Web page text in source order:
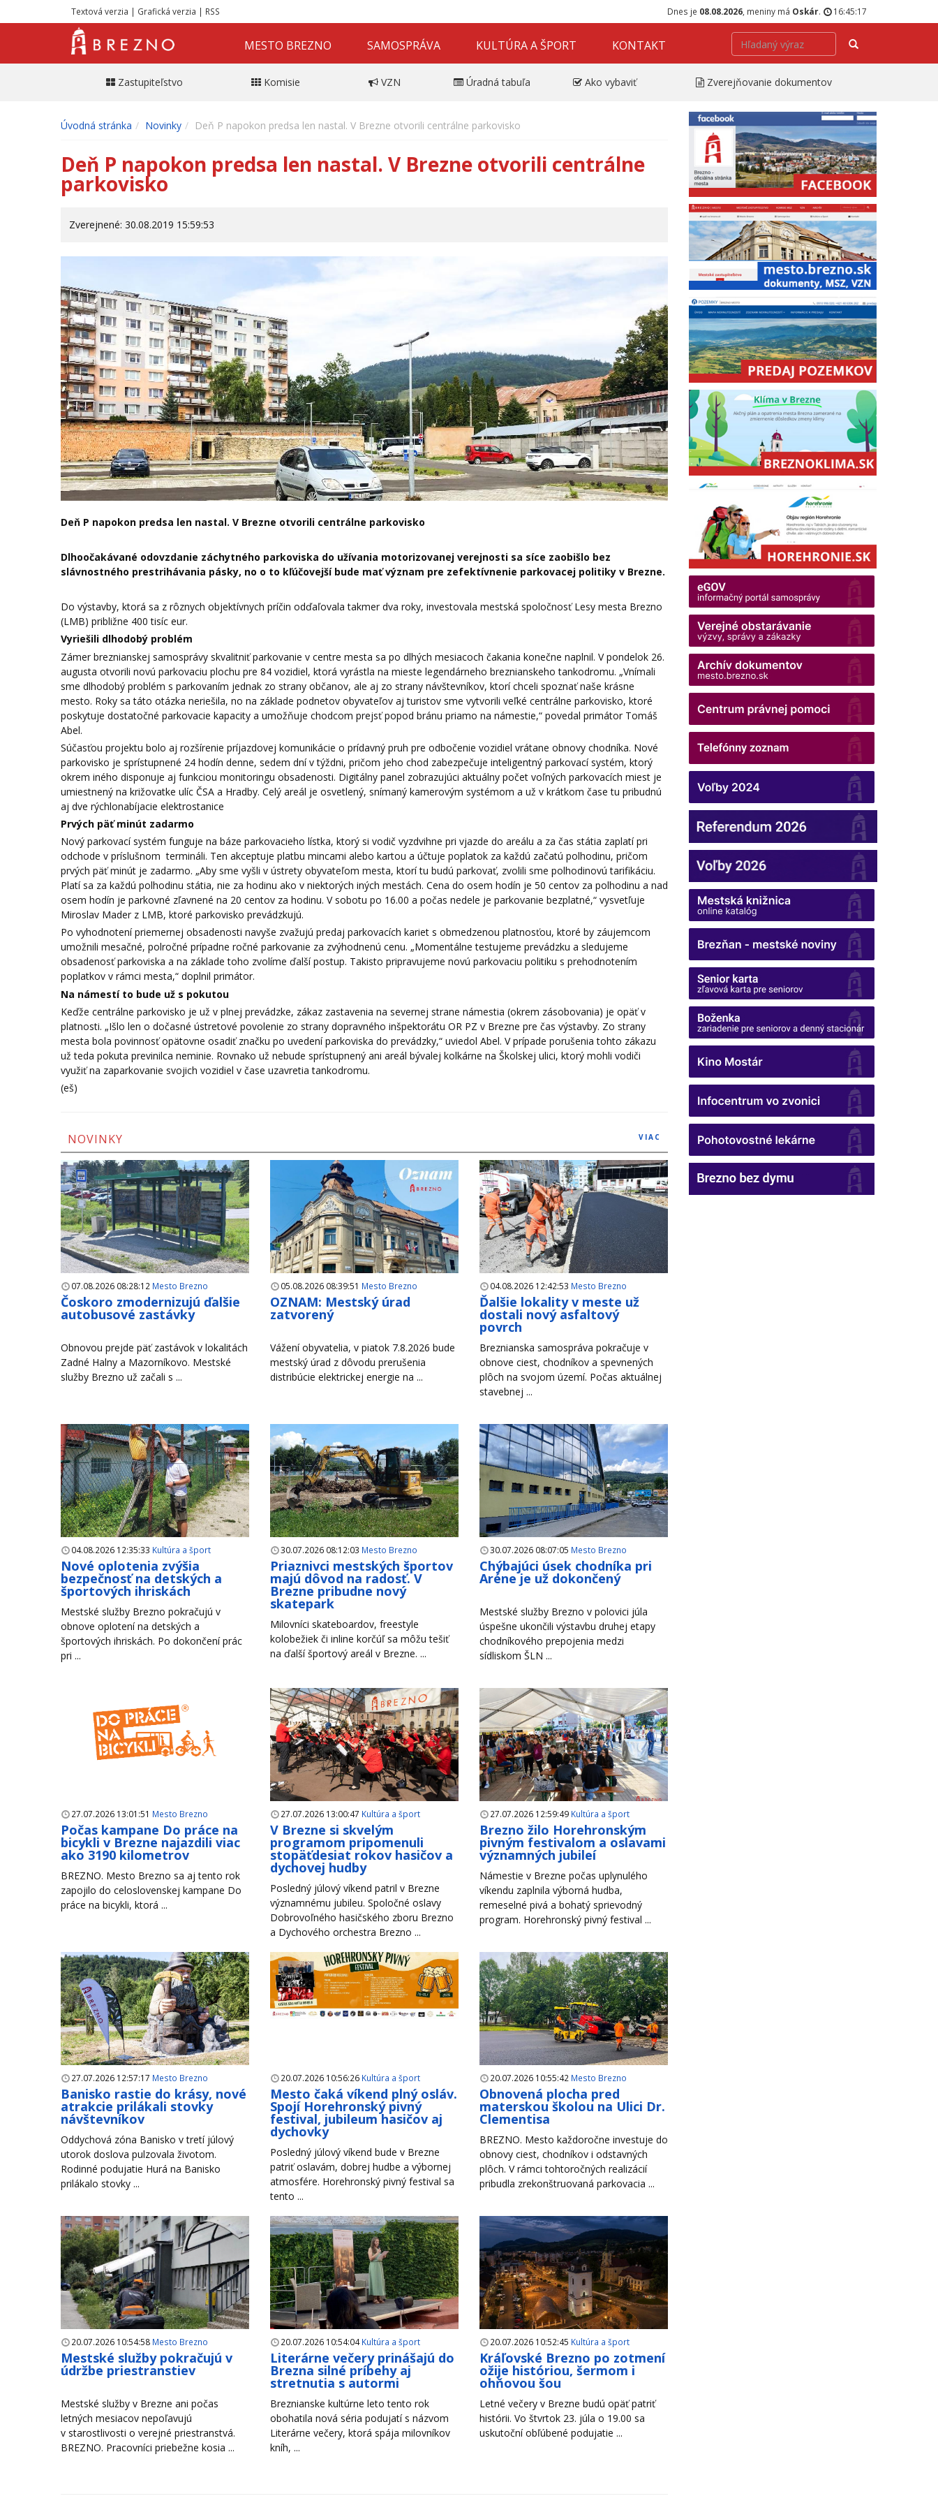
Textová verzia | Grafická verzia | RSS Dnes je 08.08.2026 , meniny má Oskár. 16:45:18
MESTO BREZNO SAMOSPRÁVA KULTÚRA A ŠPORT KONTAKT Hľadať
Zastupiteľstvo Komisie VZN Úradná tabuľa Ako vybaviť Zverejňovanie dokumentov
Úvodná stránka Novinky Deň P napokon predsa len nastal. V Brezne otvorili centrálne parkovisko
Deň P napokon predsa len nastal. V Brezne otvorili centrálne
parkovisko
Zverejnené: 30.08.2019 15:59:53
Deň P napokon predsa len nastal. V Brezne otvorili centrálne parkovisko
Dlhoočakávané odovzdanie záchytného parkoviska do užívania motorizovanej verejnosti sa síce zaobišlo bez
slávnostného prestrihávania pásky, no o to kľúčovejší bude mať význam pre zefektívnenie parkovacej politiky v Brezne.
Do výstavby, ktorá sa z rôznych objektívnych príčin odďaľovala takmer dva roky, investovala mestská spoločnosť Lesy mesta Brezno
(LMB) približne 400 tisíc eur.
Vyriešili dlhodobý problém
Zámer breznianskej samosprávy skvalitniť parkovanie v centre mesta sa po dlhých mesiacoch čakania konečne naplnil. V pondelok 26.
augusta otvorili novú parkovaciu plochu pre 84 vozidiel, ktorá vyrástla na mieste legendárneho breznianskeho tankodromu. „Vnímali
sme dlhodobý problém s parkovaním jednak zo strany občanov, ale aj zo strany návštevníkov, ktorí chceli spoznať naše krásne
mesto. Roky sa táto otázka neriešila, no na základe podnetov obyvateľov aj turistov sme vytvorili veľké centrálne parkovisko, ktoré
poskytuje dostatočné parkovacie kapacity a umožňuje chodcom prejsť popod bránu priamo na námestie,“ povedal primátor Tomáš
Abel.
Súčasťou projektu bolo aj rozšírenie príjazdovej komunikácie o prídavný pruh pre odbočenie vozidiel vrátane obnovy chodníka. Nové
parkovisko je sprístupnené 24 hodín denne, sedem dní v týždni, pričom jeho chod zabezpečuje inteligentný parkovací systém, ktorý
okrem iného disponuje aj funkciou monitoringu obsadenosti. Digitálny panel zobrazujúci aktuálny počet voľných parkovacích miest je
umiestnený na križovatke ulíc ČSA a Hradby. Celý areál je osvetlený, snímaný kamerovým systémom a už v krátkom čase tu pribudnú
aj dve rýchlonabíjacie elektrostanice
Prvých päť minút zadarmo
Nový parkovací systém funguje na báze parkovacieho lístka, ktorý si vodič vyzdvihne pri vjazde do areálu a za čas státia zaplatí pri
odchode v príslušnom termináli. Ten akceptuje platbu mincami alebo kartou a účtuje poplatok za každú začatú polhodinu, pričom
prvých päť minút je zadarmo. „Aby sme vyšli v ústrety obyvateľom mesta, ktorí tu budú parkovať, zvolili sme polhodinovú tarifikáciu.
Platí sa za každú polhodinu státia, nie za hodinu ako v niektorých iných mestách. Cena do osem hodín je 50 centov za polhodinu a nad
osem hodín je parkovné zľavnené na 20 centov za hodinu. V sobotu po 16.00 a počas nedele je parkovanie bezplatné,“ vysvetľuje
Miroslav Mader z LMB, ktoré parkovisko prevádzkujú.
Po vyhodnotení priemernej obsadenosti navyše zvažujú predaj parkovacích kariet s obmedzenou platnosťou, ktoré by záujemcom
umožnili mesačné, polročné prípadne ročné parkovanie za zvýhodnenú cenu. „Momentálne testujeme prevádzku a sledujeme
obsadenosť parkoviska a na základe toho zvolíme ďalší postup. Takisto pripravujeme novú parkovaciu politiku s prehodnotením
poplatkov v rámci mesta,“ doplnil primátor.
Na námestí to bude už s pokutou
Keďže centrálne parkovisko je už v plnej prevádzke, zákaz zastavenia na severnej strane námestia (okrem zásobovania) je opäť v
platnosti. „Išlo len o dočasné ústretové povolenie zo strany dopravného inšpektorátu OR PZ v Brezne pre čas výstavby. Zo strany
mesta bola povinnosť opätovne osadiť značku po uvedení parkoviska do prevádzky,“ uviedol Abel. V prípade porušenia tohto zákazu
už teda pokuta previnilca neminie. Rovnako už nebude sprístupnený ani areál bývalej kolkárne na Školskej ulici, ktorý mohli vodiči
využiť na zaparkovanie svojich vozidiel v čase uzavretia tankodromu.
(eš)
NOVINKY VIAC
07.08.2026 08:28:12 Mesto Brezno
Čoskoro zmodernizujú ďalšie
autobusové zastávky
Obnovou prejde päť zastávok v lokalitách
Zadné Halny a Mazorníkovo. Mestské
služby Brezno už začali s ...
05.08.2026 08:39:51 Mesto Brezno
OZNAM: Mestský úrad
zatvorený
Vážení obyvatelia, v piatok 7.8.2026 bude
mestský úrad z dôvodu prerušenia
distribúcie elektrickej energie na ...
04.08.2026 12:42:53 Mesto Brezno
Ďalšie lokality v meste už
dostali nový asfaltový
povrch
Breznianska samospráva pokračuje v
obnove ciest, chodníkov a spevnených
plôch na svojom území. Počas aktuálnej
stavebnej ...
04.08.2026 12:35:33 Kultúra a šport
Nové oplotenia zvýšia
bezpečnosť na detských a
športových ihriskách
Mestské služby Brezno pokračujú v
obnove oplotení na detských a
športových ihriskách. Po dokončení prác
pri ...
30.07.2026 08:12:03 Mesto Brezno
Priaznivci mestských športov
majú dôvod na radosť. V
Brezne pribudne nový
skatepark
Milovníci skateboardov, freestyle
kolobežiek či inline korčúľ sa môžu tešiť
na ďalší športový areál v Brezne. ...
30.07.2026 08:07:05 Mesto Brezno
Chýbajúci úsek chodníka pri
Aréne je už dokončený
Mestské služby Brezno v polovici júla
úspešne ukončili výstavbu druhej etapy
chodníkového prepojenia medzi
sídliskom ŠLN ...
27.07.2026 13:01:51 Mesto Brezno
Počas kampane Do práce na
bicykli v Brezne najazdili viac
ako 3190 kilometrov
BREZNO. Mesto Brezno sa aj tento rok
zapojilo do celoslovenskej kampane Do
práce na bicykli, ktorá ...
27.07.2026 13:00:47 Kultúra a šport
V Brezne si skvelým
programom pripomenuli
stopäťdesiat rokov hasičov a
dychovej hudby
Posledný júlový víkend patril v Brezne
významnému jubileu. Spoločné oslavy
Dobrovoľného hasičského zboru Brezno
a Dychového orchestra Brezno ...
27.07.2026 12:59:49 Kultúra a šport
Brezno žilo Horehronským
pivným festivalom a oslavami
významných jubileí
Námestie v Brezne počas uplynulého
víkendu zaplnila výborná hudba,
remeselné pivá a bohatý sprievodný
program. Horehronský pivný festival ...
27.07.2026 12:57:17 Mesto Brezno
Banisko rastie do krásy, nové
atrakcie prilákali stovky
návštevníkov
Oddychová zóna Banisko v tretí júlový
utorok doslova pulzovala životom.
Rodinné podujatie Hurá na Banisko
prilákalo stovky ...
20.07.2026 10:56:26 Kultúra a šport
Mesto čaká víkend plný osláv.
Spojí Horehronský pivný
festival, jubileum hasičov aj
dychovky
Posledný júlový víkend bude v Brezne
patriť oslavám, dobrej hudbe a výbornej
atmosfére. Horehronský pivný festival sa
tento ...
20.07.2026 10:55:42 Mesto Brezno
Obnovená plocha pred
materskou školou na Ulici Dr.
Clementisa
BREZNO. Mesto každoročne investuje do
obnovy ciest, chodníkov i odstavných
plôch. V rámci tohtoročných realizácií
pribudla zrekonštruovaná parkovacia ...
20.07.2026 10:54:58 Mesto Brezno
Mestské služby pokračujú v
údržbe priestranstiev
Mestské služby v Brezne ani počas
letných mesiacov nepoľavujú
v starostlivosti o verejné priestranstvá.
BREZNO. Pracovníci priebežne kosia ...
20.07.2026 10:54:04Kultúra a šport
Literárne večery prinášajú do
Brezna silné príbehy aj
stretnutia s autormi
Breznianske kultúrne leto tento rok
obohatila nová séria podujatí s názvom
Literárne večery, ktorá spája milovníkov
kníh, ...
20.07.2026 10:52:45 Kultúra a šport
Kráľovské Brezno po zotmení
ožije históriou, šermom i
ohňovou šou
Letné večery v Brezne budú opäť patriť
histórii. Vo štvrtok 23. júla o 19.00 sa
uskutoční obľúbené podujatie ...